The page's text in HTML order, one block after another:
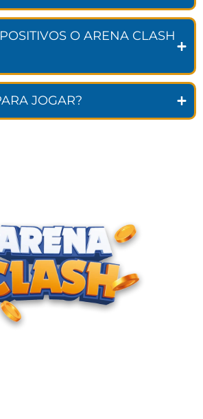
O ARENA CLASH
JOGAR?